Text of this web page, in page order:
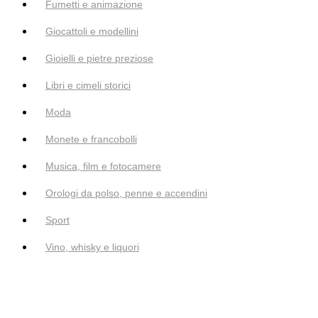
Fumetti e animazione
Giocattoli e modellini
Gioielli e pietre preziose
Libri e cimeli storici
Moda
Monete e francobolli
Musica, film e fotocamere
Orologi da polso, penne e accendini
Sport
Vino, whisky e liquori